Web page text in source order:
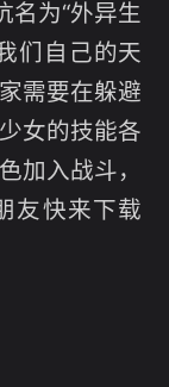
名为“外异生
们自己的天
需要在躲避
女的技能各
加入战斗，
友快来下载